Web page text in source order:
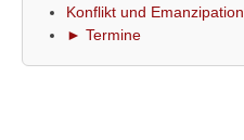
Konflikt und Emanzipation
► Termine